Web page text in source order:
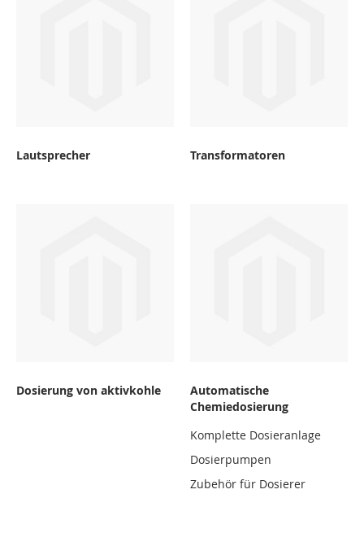
Lautsprecher Transformatoren
Dosierung von aktivkohle
Automatische
Chemiedosierung
Komplette Dosieranlage
Dosierpumpen
Zubehör für Dosierer